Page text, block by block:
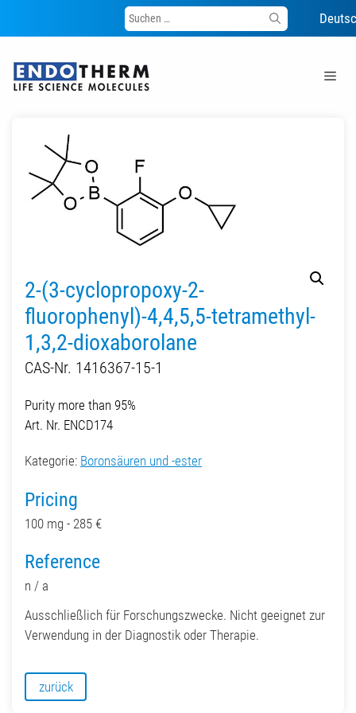
Suche
nach:
Inhalt
springen
2-(3-cyclopropoxy-2-
fluorophenyl)-4,4,5,5-tetramethyl-
1,3,2-dioxaborolane
CAS-Nr. 1416367-15-1
Purity more than 95%
Art. Nr. ENCD174
Kategorie: Boronsäuren und -ester
Pricing
100 mg - 285 €
Reference
n / a
Ausschließlich für Forschungszwecke. Nicht geeignet zur
Verwendung in der Diagnostik oder Therapie.
zurück